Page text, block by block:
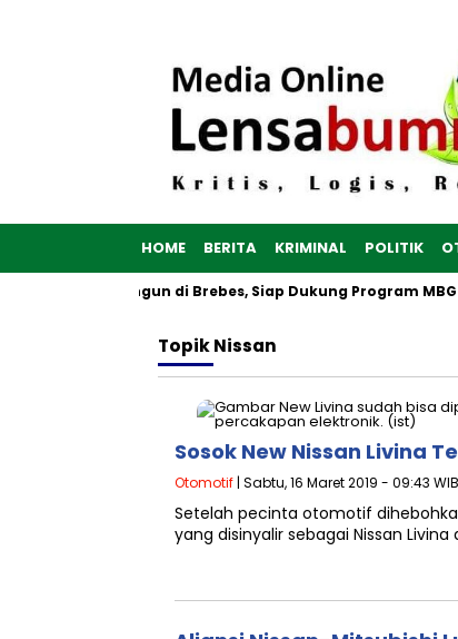
HOME BERITA KRIMINAL POLITIK
Putih Dibangun di Brebes, Siap Dukung Program MBG
TopikNissan
Sosok New Nissan Livina
Otomotif | Sabtu, 16 Maret 2019 - 09:43 WIB
Setelah pecinta otomotif
yang disinyalir sebagai Nissan